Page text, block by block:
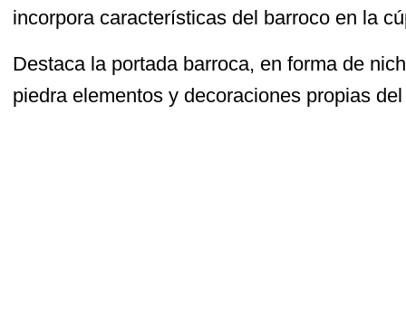
incorpora características del barroco en la
Destaca la portada barroca, en forma de
piedra elementos y decoraciones propias